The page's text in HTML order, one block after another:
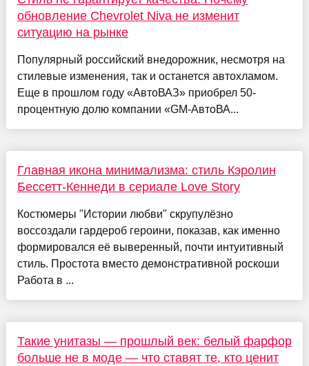
обновление Chevrolet Niva не изменит
ситуацию на рынке
Популярный российский внедорожник, несмотря на
стилевые изменения, так и останется автохламом.
Еще в прошлом году «АвтоВАЗ» приобрел 50-
процентную долю компании «GM-АвтоВА...
Главная икона минимализма: стиль Кэролин
Бессетт-Кеннеди в сериале Love Story
Костюмеры "Истории любви" скрупулёзно
воссоздали гардероб героини, показав, как именно
формировался её выверенный, почти интуитивный
стиль. Простота вместо демонстративной роскоши
Работа в ...
Такие унитазы — прошлый век: белый фарфор
больше не в моде — что ставят те, кто ценит